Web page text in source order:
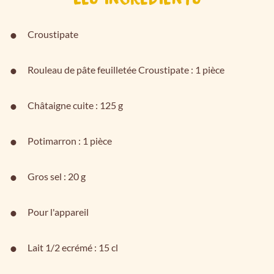
Croustipate
Rouleau de pâte feuilletée Croustipate : 1 pièce
Châtaigne cuite : 125 g
Potimarron : 1 pièce
Gros sel : 20 g
Pour l'appareil
Lait 1/2 ecrémé : 15 cl